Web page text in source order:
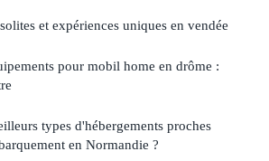
et expériences uniques en vendée
pour mobil home en drôme :
types d'hébergements proches
en Normandie ?